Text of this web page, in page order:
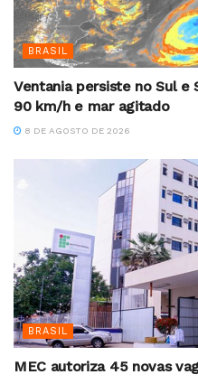
BRASIL
Ventania persiste no Sul e
90 km/h e mar agitado
8 DE AGOSTO DE 2026
BRASIL
MEC autoriza 45 novas